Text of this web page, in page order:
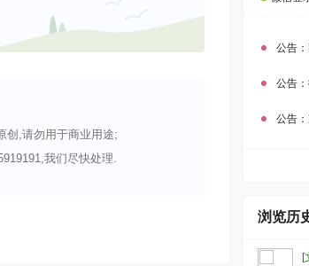
创,请勿用于商业用途;
我们尽快处理.
公告：
公告：
公告：
浏览历
[